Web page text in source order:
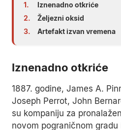
1.
Iznenadno otkriće
2.
Željezni oksid
3.
Artefakt izvan vremena
Iznenadno otkriće
1887. godine, James A.
Joseph Perrot, John
su kompaniju za
novom pograničnom gradu